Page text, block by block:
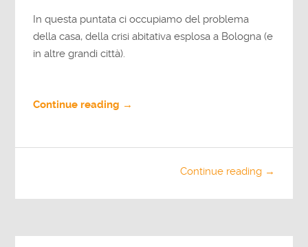
In questa puntata ci occupiamo del problema
della casa, della crisi abitativa esplosa a Bologna (e
in altre grandi città).
Continue reading →
Continue reading →